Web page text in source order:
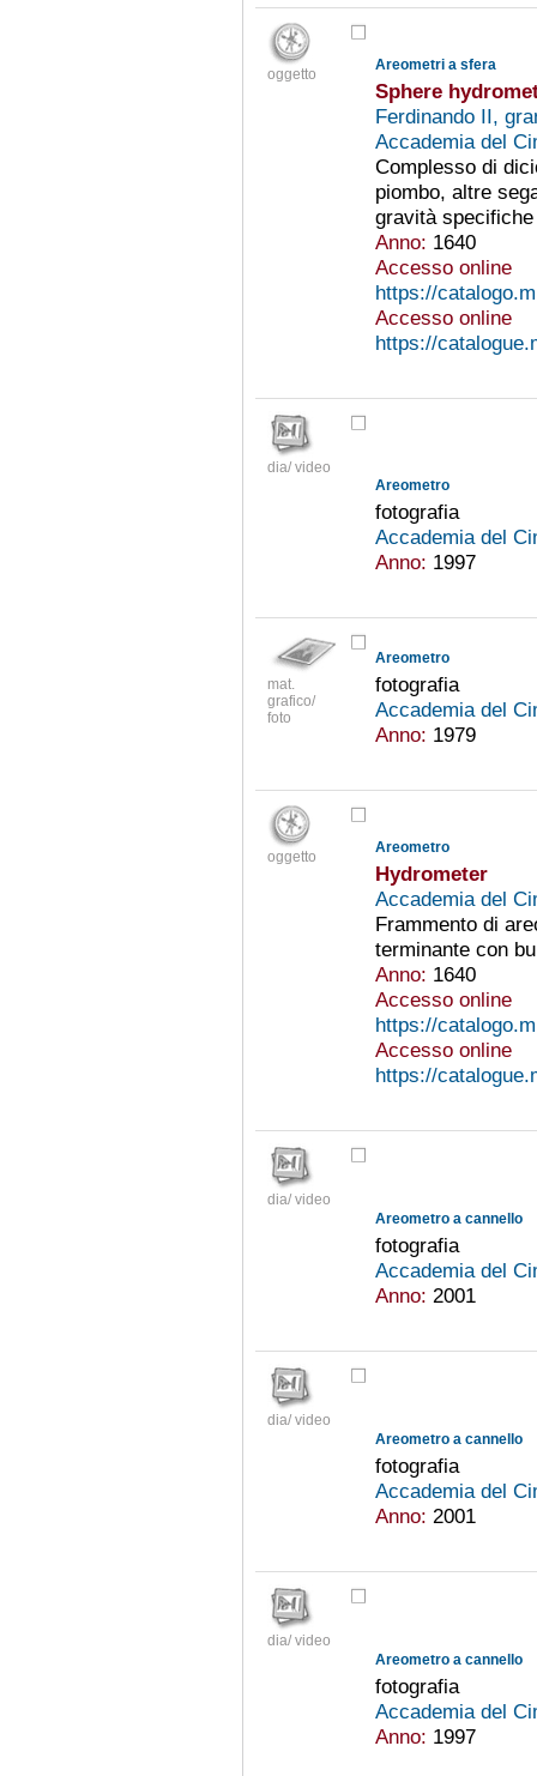
oggetto
Areometri a sfera
Sphere
Ferdinando II,
Accademia del
Complesso di
piombo, altre
gravità
Anno: 1640
Accesso online
https://
Accesso online
https://
dia/ video
Areometro
fotografia
Accademia del
Anno: 1997
mat.
grafico/
foto
Areometro
fotografia
Accademia del
Anno: 1979
oggetto
Areometro
Hydrometer
Accademia del
Frammento di
terminante con
Anno: 1640
Accesso online
https://
Accesso online
https://
dia/ video
Areometro a cannello
fotografia
Accademia del
Anno: 2001
dia/ video
Areometro a cannello
fotografia
Accademia del
Anno: 2001
dia/ video
Areometro a cannello
fotografia
Accademia del
Anno: 1997